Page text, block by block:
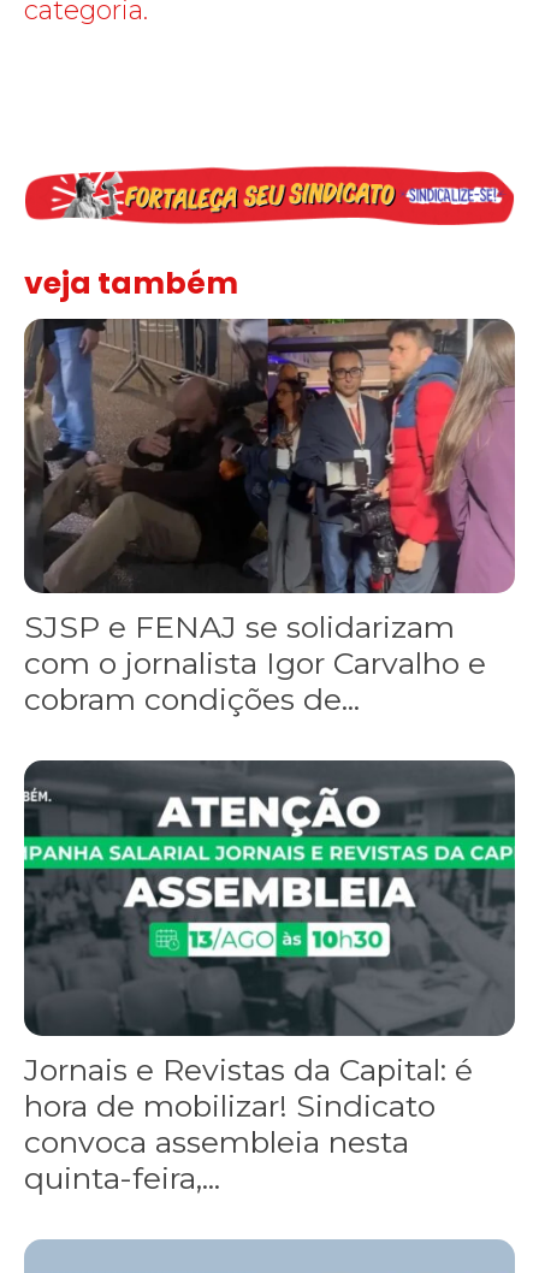
categoria.
veja também
SJSP e FENAJ se solidarizam com o jornalista Igor Carvalho e
SJSP e FENAJ se solidarizam
com o jornalista Igor Carvalho e
cobram condições de...
Jornais e Revistas da Capital: é hora de mobilizar! Sindicato
Jornais e Revistas da Capital: é
hora de mobilizar! Sindicato
convoca assembleia nesta
quinta-feira,...
Solidariedade ao jornalista Caê Vasconcelos e repúdio aos